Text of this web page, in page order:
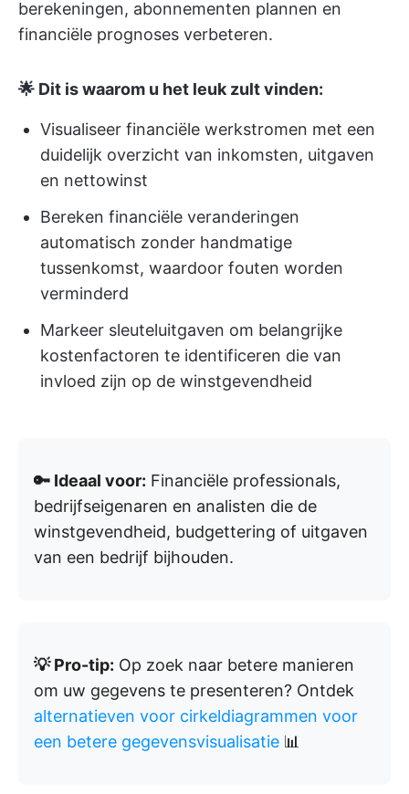
berekeningen, abonnementen plannen en
financiële prognoses verbeteren.
🌟 Dit is waarom u het leuk zult vinden:
Visualiseer financiële werkstromen met een
duidelijk overzicht van inkomsten, uitgaven
en nettowinst
Bereken financiële veranderingen
automatisch zonder handmatige
tussenkomst, waardoor fouten worden
verminderd
Markeer sleuteluitgaven om belangrijke
kostenfactoren te identificeren die van
invloed zijn op de winstgevendheid
🔑 Ideaal voor: Financiële professionals,
bedrijfseigenaren en analisten die de
winstgevendheid, budgettering of uitgaven
van een bedrijf bijhouden.
💡 Pro-tip: Op zoek naar betere manieren
om uw gegevens te presenteren? Ontdek
alternatieven voor cirkeldiagrammen voor
een betere gegevensvisualisatie 📊